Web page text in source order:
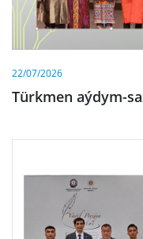
22/07/2026
Türkmen aýdym-